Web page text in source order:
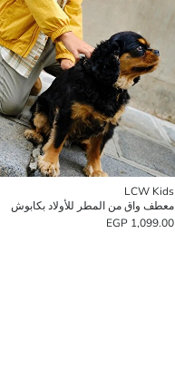
LCW Kids
معطف واق من المطر للأولاد بكابوش
1,099.00 EGP